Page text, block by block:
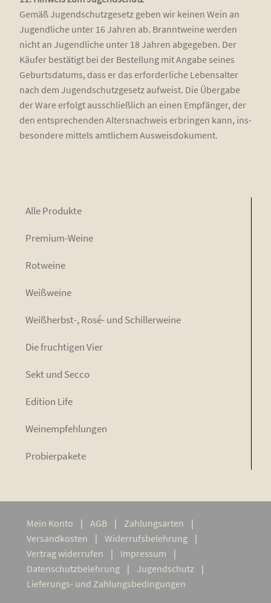
Gemäß Jugend­schutz­ge­setz geben wir kei­nen Wein an
Jugend­li­che unter 16 Jah­ren ab. Brannt­wei­ne wer­den
nicht an Jugend­li­che unter 18 Jah­ren abge­ge­ben. Der
Käu­fer bestä­tigt bei der Bestel­lung mit Anga­be sei­nes
Geburts­da­tums, dass er das erfor­der­li­che Lebens­al­ter
nach dem Jugend­schutz­ge­setz auf­weist. Die Über­ga­be
der Ware erfolgt aus­schließ­lich an einen Emp­fän­ger, der
den ent­spre­chen­den Alters­nach­weis erbrin­gen kann, ins­
be­son­de­re mit­tels amt­li­chem Ausweisdokument.
Alle Pro­duk­te
Pre­mi­um-Wei­ne
Rot­wei­ne
Weiß­wei­ne
Weiß­herbst-, Rosé- und Schillerweine
Die fruch­ti­gen Vier
Sekt und Secco
Edi­ti­on Life
Wein­emp­feh­lun­gen
Pro­bier­pa­ke­te
Mein Kon­to AGB
Zah­lungs­ar­ten
Ver­sand­kos­ten
Wider­rufs­be­leh­rung
Ver­trag widerrufen
Impres­sum
Daten­schutz­be­leh­rung
Jugend­schutz
Lie­­fe­rungs- und Zahlungsbedingungen